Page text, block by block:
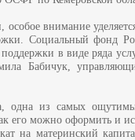
особое внимание
Социальный фонд
в виде ряда
Бабичук,
из самых
его можно оформить и
на материнский